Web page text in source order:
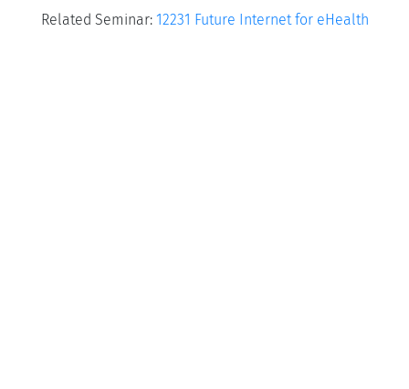
Related Seminar: 12231 Future Internet for eHealth